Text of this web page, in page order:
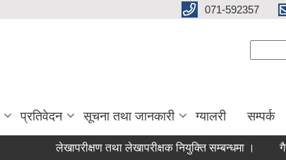
071-592357
प्रतिवेदन सूचना तथा जानकारी ग्यालरी सम्पर्क
लेखापरीक्षण तथा लेखापरीक्षक नियुक्ति सम्बन्धमा ।